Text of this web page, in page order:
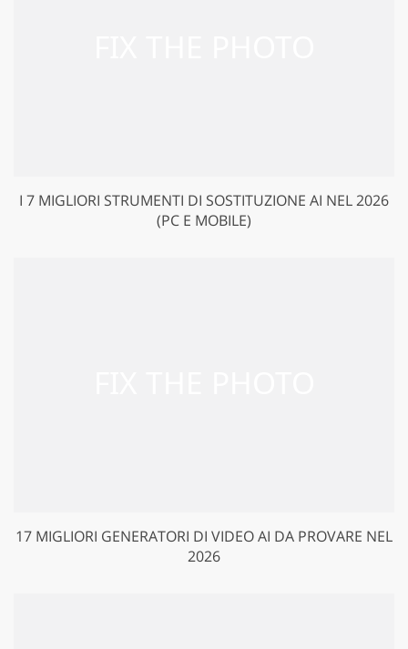
I 7 MIGLIORI STRUMENTI DI SOSTITUZIONE AI NEL 2026
(PC E MOBILE)
17 MIGLIORI GENERATORI DI VIDEO AI DA PROVARE NEL
2026